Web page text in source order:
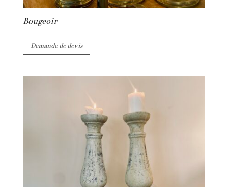
Bougeoir
Demande de devis